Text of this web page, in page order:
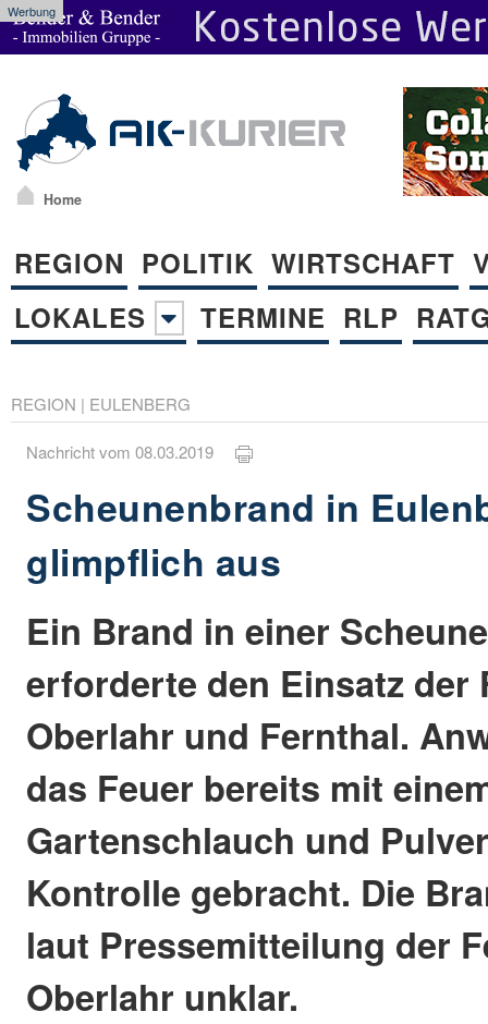
Werbung
Home
REGION POLITIK WIRTSCHAFT
LOKALES
TERMINE RLP
REGION | EULENBERG
Nachricht vom 08.03.2019
Scheunenbrand in
glimpflich aus
Ein Brand in einer
erforderte den Einsatz der
Oberlahr und Fernthal.
das Feuer bereits mit
Gartenschlauch und
Kontrolle gebracht. Die
laut Pressemitteilung der
Oberlahr unklar.